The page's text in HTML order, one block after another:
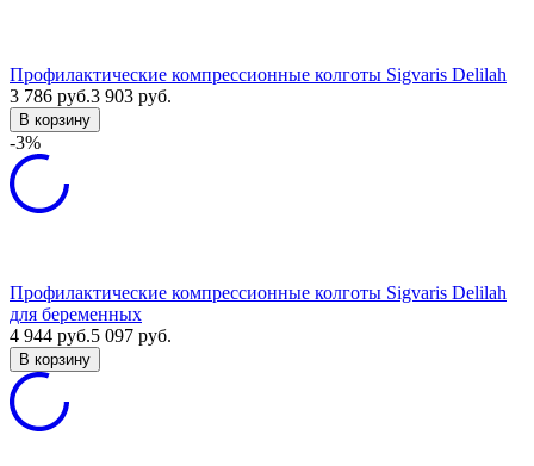
Профилактические компрессионные колготы Sigvaris Delilah
3 786 руб.3 903 руб.
В корзину
-3%
Профилактические компрессионные колготы Sigvaris Delilah
для беременных
4 944 руб.5 097 руб.
В корзину